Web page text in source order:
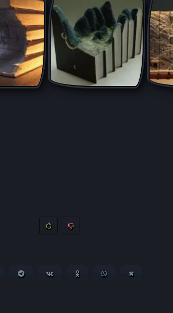
Копировать ссылкуПоделиться в Telegram
Поделиться ВКонтакте
Поделиться вПоделиться в